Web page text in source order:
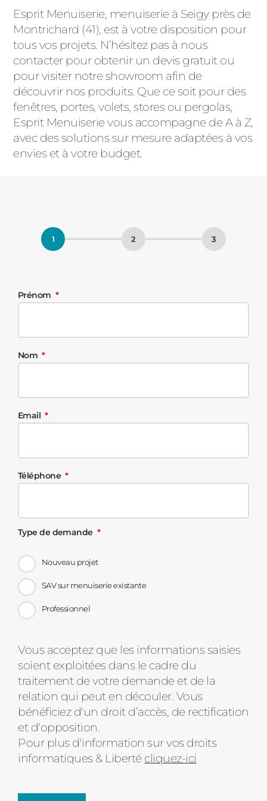
Esprit Menuiserie, menuiserie à Seigy près de
Montrichard (41), est à votre disposition pour
tous vos projets. N’hésitez pas à nous
contacter pour obtenir un devis gratuit ou
pour visiter notre showroom afin de
découvrir nos produits. Que ce soit pour des
fenêtres, portes, volets, stores ou pergolas,
Esprit Menuiserie vous accompagne de A à Z,
avec des solutions sur mesure adaptées à vos
envies et à votre budget.
Prénom
Nom
Email
Téléphone
Type de demande
Nouveau projet
SAV sur menuiserie existante
Professionnel
Message
d'état
Vous acceptez que les informations saisies
soient exploitées dans le cadre du
traitement de votre demande et de la
relation qui peut en découler. Vous
bénéficiez d'un droit d’accès, de rectification
et d'opposition.
Pour plus d'information sur vos droits
informatiques & Liberté cliquez-ici